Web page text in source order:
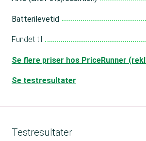
Batterilevetid
Fundet til
Se flere priser hos PriceRunner
Se testresultater
Testresultater